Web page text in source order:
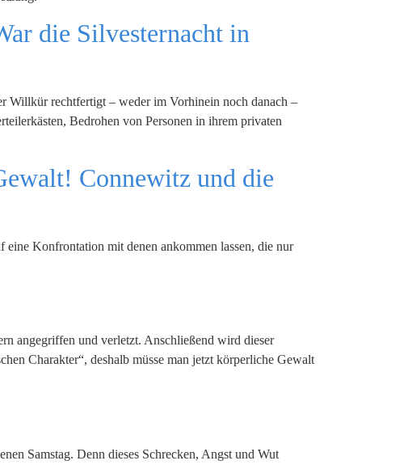
die Silvesternacht in
Willkür rechtfertigt – weder im Vorhinein noch danach –
Bedrohen von Personen in ihrem privaten
Connewitz und die
Konfrontation mit denen ankommen lassen, die nur
angegriffen und verletzt. Anschließend wird dieser
Charakter“, deshalb müsse man jetzt körperliche Gewalt
Samstag. Denn dieses Schrecken, Angst und Wut